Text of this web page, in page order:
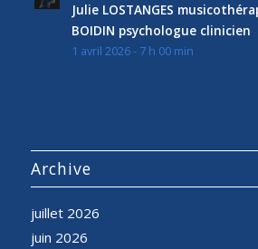
Julie LOSTANGES
BOIDIN psychologue clinicien
1 avril 2026 - 7 h 00 min
Archive
juillet 2026
juin 2026